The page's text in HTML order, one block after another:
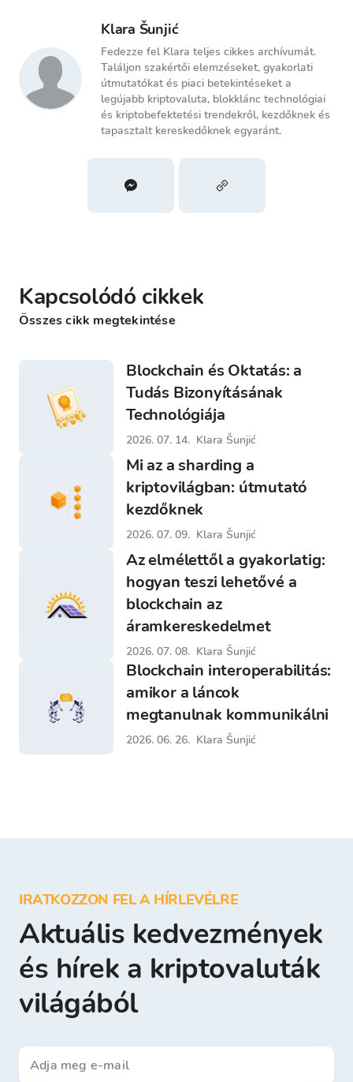
Klara Šunjić
Fedezze fel Klara teljes cikkes archívumát.
Találjon szakértői elemzéseket, gyakorlati
útmutatókat és piaci betekintéseket a
legújabb kriptovaluta, blokklánc technológiai
és kriptobefektetési trendekről, kezdőknek és
tapasztalt kereskedőknek egyaránt.
Kapcsolódó cikkek
Összes cikk megtekintése
Blockchain és Oktatás: a
Tudás Bizonyításának
Technológiája
2026. 07. 14. Klara Šunjić
Mi az a sharding a
kriptovilágban: útmutató
kezdőknek
2026. 07. 09. Klara Šunjić
Az elmélettől a gyakorlatig:
hogyan teszi lehetővé a
blockchain az
áramkereskedelmet
2026. 07. 08. Klara Šunjić
Blockchain interoperabilitás:
amikor a láncok
megtanulnak kommunikálni
2026. 06. 26. Klara Šunjić
IRATKOZZON FEL A HÍRLEVÉLRE
Aktuális kedvezmények
és hírek a kriptovaluták
világából